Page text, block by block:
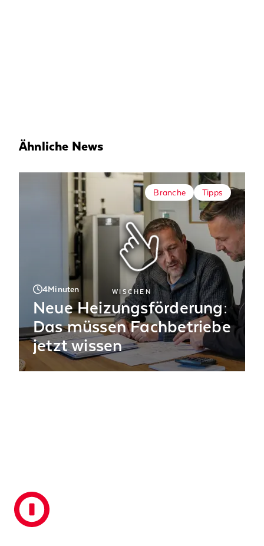
Ähnliche News
Branche Tipps
4Minuten
Neue Heizungsförderung:
Das müssen Fachbetriebe
jetzt wissen
Neue Fördersätze seit dem 21. Juli 2026 –
WISCHEN